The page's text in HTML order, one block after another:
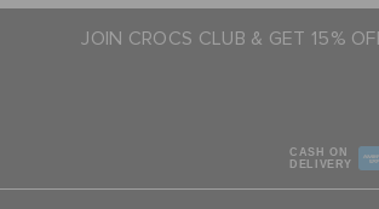
JOIN CROCS CLUB & GET 15%
CASH ON
DELIVERY